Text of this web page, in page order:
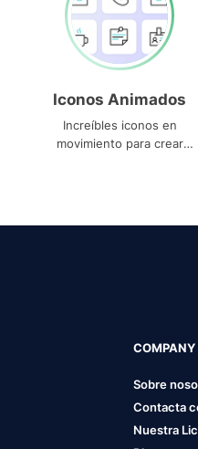
Iconos Animados
Increíbles iconos en
movimiento para crear
COMPANY
Sobre
Contacta
Nuestra